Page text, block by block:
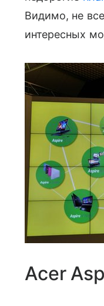
Видимо, не
интересных
Acer